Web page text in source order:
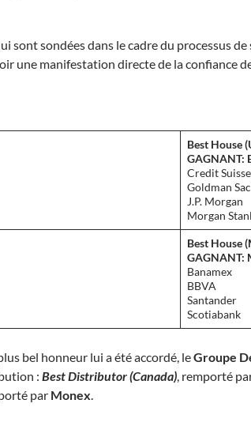
sont sondées dans le cadre du processus
une manifestation directe de la confiance
Best House
GAGNANT:
Credit Suisse
Goldman
J.P. Morgan
Morgan
Best House
GAGNANT:
Banamex
BBVA
Santander
Scotiabank
bel honneur lui a été accordé, leGroupe
: Best Distributor (Canada), remporté
par Monex.